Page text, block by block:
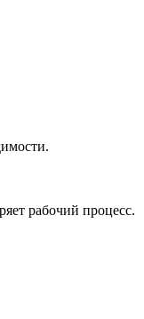
рабочий процесс.